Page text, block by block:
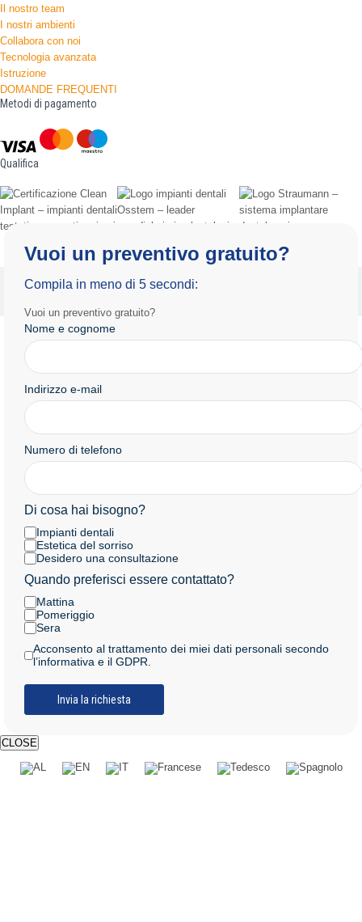
Il nostro team
I nostri ambienti
Collabora con noi
Tecnologia avanzata
Istruzione
DOMANDE FREQUENTI
Metodi di pagamento
Qualifica
Informativa sulla privacyTermini e condizioni d'uso
Vuoi un preventivo gratuito?
Compila in meno di 5 secondi:
Vuoi un preventivo gratuito?
Nome e cognome
Indirizzo e-mail
Numero di telefono
Di cosa hai bisogno?
Impianti dentali
Estetica del sorriso
Desidero una consultazione
Quando preferisci essere contattato?
Mattina
Pomeriggio
Sera
Acconsento al trattamento dei miei dati personali secondo
l’informativa e il GDPR.
CLOSE